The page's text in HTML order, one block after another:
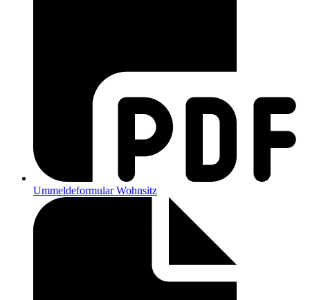
Ummeldeformular Wohnsitz